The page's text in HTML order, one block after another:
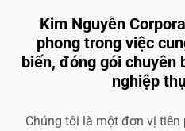
Kim Nguyễn
phong trong việc
biến, đóng gói chuyên
nghiệp
Chúng tôi là một đơn vị